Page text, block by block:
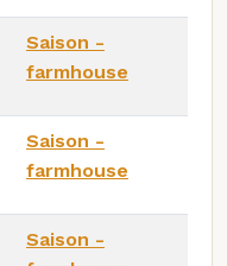
Saison -
farmhouse
Saison -
farmhouse
Saison -